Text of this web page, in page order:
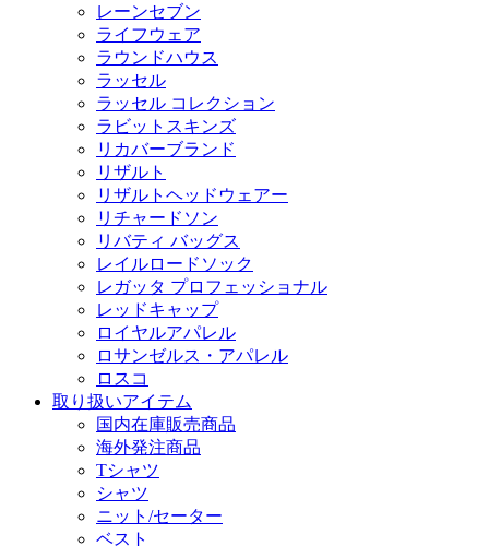
レーンセブン
ライフウェア
ラウンドハウス
ラッセル
ラッセル コレクション
ラビットスキンズ
リカバーブランド
リザルト
リザルトヘッドウェアー
リチャードソン
リバティ バッグス
レイルロードソック
レガッタ プロフェッショナル
レッドキャップ
ロイヤルアパレル
ロサンゼルス・アパレル
ロスコ
取り扱いアイテム
国内在庫販売商品
海外発注商品
Tシャツ
シャツ
ニット/セーター
ベスト